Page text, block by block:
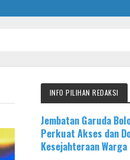
INFO PILIHAN REDAKSI
Jembatan Garuda
Perkuat Akses dan
Kesejahteraan